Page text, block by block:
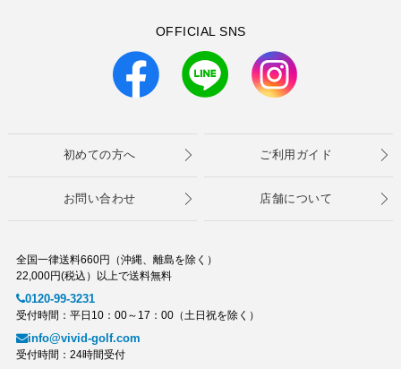
OFFICIAL SNS
初めての方へ ご利用ガイド
お問い合わせ 店舗について
全国一律送料660円（沖縄、離島を除く）
22,000円(税込）以上で送料無料
0120-99-3231
受付時間：平日10：00～17：00（土日祝を除く）
info@vivid-golf.com
受付時間：24時間受付